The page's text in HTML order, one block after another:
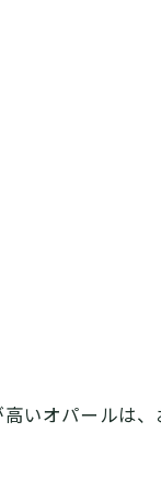
いオパールは、